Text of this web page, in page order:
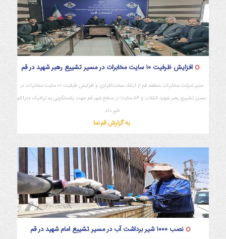
افزایش ظرفیت ۱۰ سایت مخابرات در مسیر تشییع رهبر شهید در قم
مدیر شرکت مخابرات منطقه قم از ارتقاء سخت‌افزاری و افزایش ظرفیت ۱۰ سایت مخابرات در
مسیر تشییع رهبر شهید انقلاب و ۵۴ سایت در سطح شهر قم جهت پاسخگویی به ترافیک متراکم
خبر داد.
به گزارش قم نما
نصب ۱۰۰۰ شیر برداشت آب در مسیر تشییع امام شهید در قم